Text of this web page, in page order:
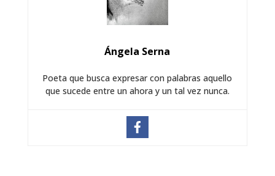
Ángela Serna
Poeta que busca expresar con palabras aquello
que sucede entre un ahora y un tal vez nunca.